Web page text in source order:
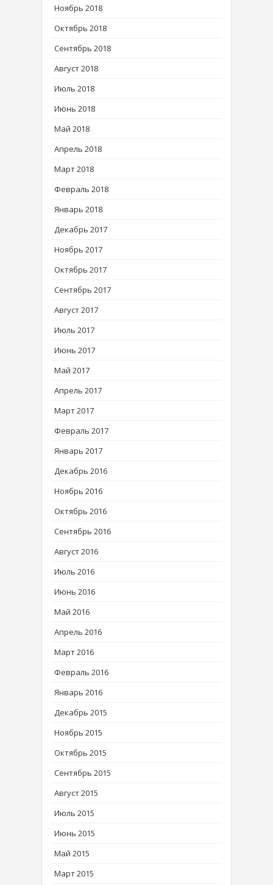
Ноябрь 2018
Октябрь 2018
Сентябрь 2018
Август 2018
Июль 2018
Июнь 2018
Май 2018
Апрель 2018
Март 2018
Февраль 2018
Январь 2018
Декабрь 2017
Ноябрь 2017
Октябрь 2017
Сентябрь 2017
Август 2017
Июль 2017
Июнь 2017
Май 2017
Апрель 2017
Март 2017
Февраль 2017
Январь 2017
Декабрь 2016
Ноябрь 2016
Октябрь 2016
Сентябрь 2016
Август 2016
Июль 2016
Июнь 2016
Май 2016
Апрель 2016
Март 2016
Февраль 2016
Январь 2016
Декабрь 2015
Ноябрь 2015
Октябрь 2015
Сентябрь 2015
Август 2015
Июль 2015
Июнь 2015
Май 2015
Март 2015